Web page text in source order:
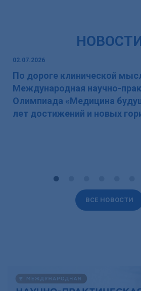
02.07.2026
По дороге клинической
Международная научно-
Олимпиада «Медицина
лет достижений и новых
ВСЕ НОВОСТИ